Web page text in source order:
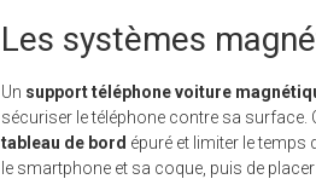
Les systèmes
Un support téléphone voiture
sécuriser le téléphone contre sa surface.
tableau de bord épuré et limiter le temps
le smartphone et sa coque, puis de